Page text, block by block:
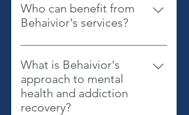
biometric data and personalized
support tools to empower
journey, improving outcomes and
reducing costs.
Who can benefit from
Behaivior's services?
Behaivior's services are designed
for individuals in recovery, care
providers, employers, health plans,
and support networks.
What is Behaivior's
approach to mental
health and addiction
recovery?